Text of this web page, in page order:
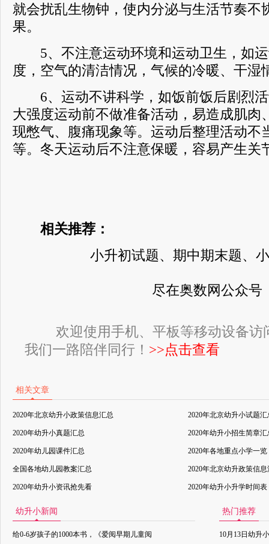
就会扰乱生物钟，使内分泌与生活节奏不
果。
5、不注意运动环境和运动卫生，如运
度，空气的清洁情况，气候的冷暖、干湿
6、运动不讲科学，如饭前饭后剧烈活
大强度运动前不做准备活动，易造成肌肉
现憋气、腹痛现象等。运动后整理活动不
等。冬天运动后不注意保暖，容易产生关
相关推荐：
小升初试题、期中期末题、
尽在奥数网公众号
欢迎使用手机、平板等移动设备访
我们一路陪伴同行！ >>点击查看
相关文章
2020年北京幼升小政策信息汇总 2020年北京幼升小试题汇
2020年幼升小真题汇总 2020年幼升小招生简章汇
2020年幼儿园课件汇总 2020年各地重点小学一览
全国各地幼儿园教案汇总 2020年北京幼升政策信息
2020年幼升小资讯抢先看 2020年幼升小升学时间表
幼升小新闻
给0-6岁孩子的1000本书，《爱阅早期儿童阅
热门推荐
10月13日幼升